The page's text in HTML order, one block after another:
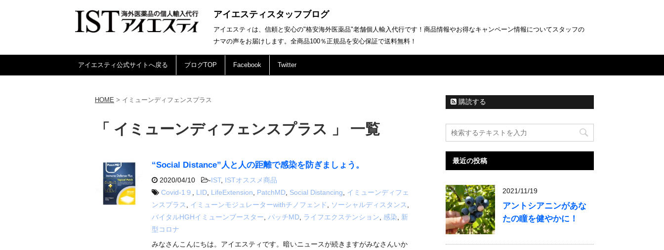
アイエスティスタッフブログ
アイエスティは、信頼と安心の"格安海外医薬品"老舗個人輸入代行です！商品情報やお得なキャンペーン情報についてスタッフの
ナマの声をお届けします。全商品100％正規品を安心保証で送料無料！
アイエスティ公式サイトへ戻る ブログTOP Facebook Twitter
HOME > イミューンディフェンスプラス
「 イミューンディフェンスプラス 」 一覧
“Social Distance”人と人の距離で感染を防ぎましょう。
2020/04/10 -IST, ISTオススメ商品
Covid-1９
LID LifeExtension PatchMD Social Distancing
イミューンディフェ
ンスプラス
イミューンモジュレーターwithチノフェンド ソーシャルディスタンス
バイタルHGHイミューンブースター
パッチMD ライフエクステンション 感染
新
型コロナ
みなさんこんにちは。アイエスティです。暗いニュースが続きますがみなさんいか
購読する
最近の投稿
2021/11/19
アントシアニンがあな
たの瞳を健やかに！